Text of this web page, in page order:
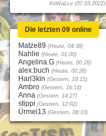
KoWaLLe (07.03.2022)
Die letzten 09 online
Matze89 (Heute, 04:38)
Nahlie (Heute, 01:00)
Angelina.G (Heute, 00:28)
alex.buch (Heute, 00:28)
Harl3kin (Gestern, 18:15)
Ambro (Gestern, 16:14)
Anna (Gestern, 14:27)
stippi (Gestern, 12:02)
Ürmel13 (Gestern, 08:10)